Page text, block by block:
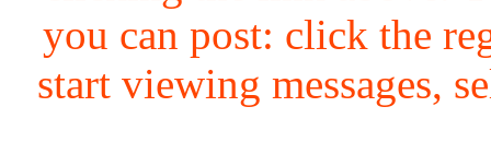
you can post: click the
start viewing messages,